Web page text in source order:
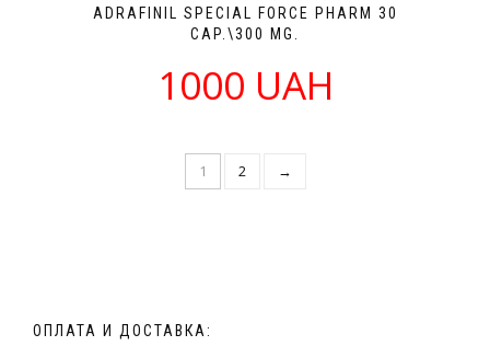
ADRAFINIL SPECIAL FORCE PHARM 30
CAP.\300 MG.
1000 UAH
1 2 →
ОПЛАТА И ДОСТАВКА: